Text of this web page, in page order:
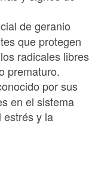
de geranio
que protegen
radicales libres
prematuro.
por sus
en el sistema
estrés y la